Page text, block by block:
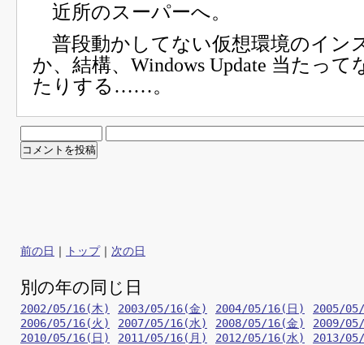
近所のスーパーへ。
普段動かしてない仮想環境のイン
か、結構、Windows Update 当たっ
たりする……。
前の日 トップ 次の日
別の年の同じ日
2002/05/16(木) 2003/05/16(金) 2004/05/16(日)
2005/
2006/05/16(火)
2007/05/16(水) 2008/05/16(金)
2009/
2010/05/16(日)
2011/05/16(月) 2012/05/16(水)
2013/